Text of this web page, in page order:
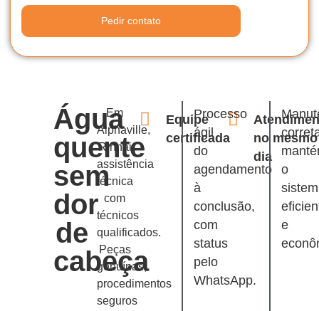
Pedir contato
Água
quente
sem
dor
de
cabeça
Em
Alphaville,
Rinnai
assistência
técnica
com
técnicos
qualificados.
Peças
genuínas,
procedimentos
seguros
Equipe
certificada
no mesmo
dia
Processo
ágil
do
agendamento
à
conclusão,
com
status
pelo
WhatsApp.
o
e